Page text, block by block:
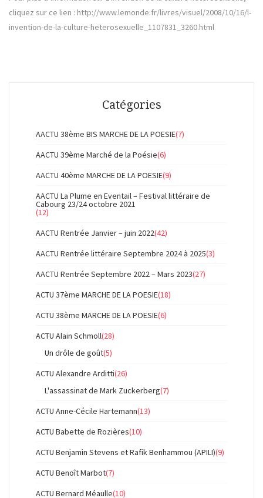
cliquez sur ce lien : http://www.lemonde.fr/livres/visuel/2008/10/16/l-
invention-de-la-culture-heterosexuelle_1107831_3260.html
Catégories
AACTU 38ème BIS MARCHE DE LA POESIE(7)
AACTU 39ème Marché de la Poésie(6)
AACTU 40ème MARCHE DE LA POESIE(9)
AACTU La Plume en Eventail – Festival littéraire de
Cabourg 23/24 octobre 2021
(12)
AACTU Rentrée Janvier – juin 2022(42)
AACTU Rentrée littéraire Septembre 2024 à 2025(3)
AACTU Rentrée Septembre 2022 – Mars 2023(27)
ACTU 37ème MARCHE DE LA POESIE(18)
ACTU 38ème MARCHE DE LA POESIE(6)
ACTU Alain Schmoll(28)
Un drôle de goût(5)
ACTU Alexandre Arditti(26)
L'assassinat de Mark Zuckerberg(7)
ACTU Anne-Cécile Hartemann(13)
ACTU Babette de Rozières(10)
ACTU Benjamin Stevens et Rafik Benhammou (APILI)(9)
ACTU Benoît Marbot(7)
ACTU Bernard Méaulle(10)